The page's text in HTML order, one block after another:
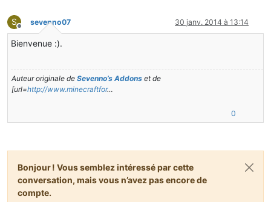
S
Hors-ligne
sevenno07 30 janv. 2014 à 13:14
Bienvenue :).
Auteur originale de Sevenno’s Addons et de
[url=http://www.minecraftfor…
0
Bonjour ! Vous semblez intéressé par cette
conversation, mais vous n’avez pas encore de
compte.